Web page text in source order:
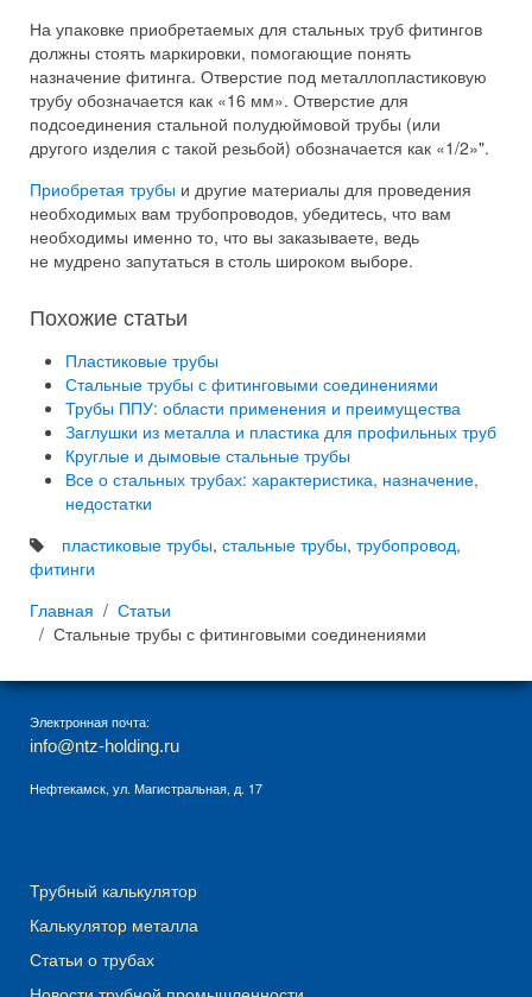
На упаковке приобретаемых для стальных труб фитингов
должны стоять маркировки, помогающие понять
назначение фитинга. Отверстие под металлопластиковую
трубу обозначается как «16 мм». Отверстие для
подсоединения стальной полудюймовой трубы (или
другого изделия с такой резьбой) обозначается как «1/2»".
Приобретая трубы и другие материалы для проведения
необходимых вам трубопроводов, убедитесь, что вам
необходимы именно то, что вы заказываете, ведь
не мудрено запутаться в столь широком выборе.
Похожие статьи
Пластиковые трубы
Стальные трубы с фитинговыми соединениями
Трубы ППУ: области применения и преимущества
Заглушки из металла и пластика для профильных труб
Круглые и дымовые стальные трубы
Все о стальных трубах: характеристика, назначение,
недостатки
пластиковые трубы, стальные трубы, трубопровод,
фитинги
Главная
Статьи
Стальные трубы с фитинговыми соединениями
Электронная почта:
info@ntz-holding.ru
Нефтекамск, ул. Магистральная, д. 17
Трубный калькулятор
Калькулятор металла
Статьи о трубах